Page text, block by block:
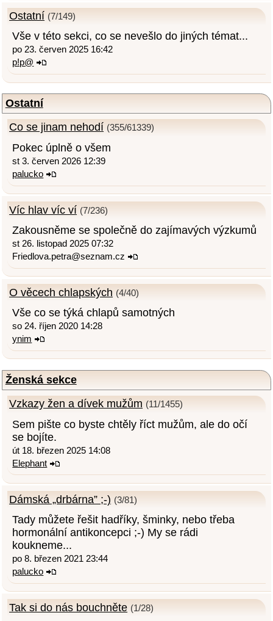
Ostatní (7/149)
Vše v této sekci, co se nevešlo do jiných témat...
po 23. červen 2025 16:42
p!p@
Ostatní
Co se jinam nehodí (355/61339)
Pokec úplně o všem
st 3. červen 2026 12:39
palucko
Víc hlav víc ví (7/236)
Zakousněme se společně do zajímavých výzkumů
st 26. listopad 2025 07:32
Friedlova.petra@seznam.cz
O věcech chlapských (4/40)
Vše co se týká chlapů samotných
so 24. říjen 2020 14:28
ynim
Ženská sekce
Vzkazy žen a dívek mužům (11/1455)
Sem pište co byste chtěly říct mužům, ale do očí
se bojíte.
út 18. březen 2025 14:08
Elephant
Dámská „drbárna” ;-) (3/81)
Tady můžete řešit hadříky, šminky, nebo třeba
hormonální antikoncepci ;-) My se rádi
koukneme...
po 8. březen 2021 23:44
palucko
Tak si do nás bouchněte (1/28)